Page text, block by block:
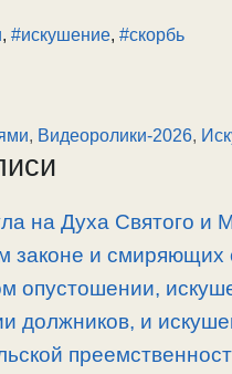
, #искушение, #скорбь
, Видеоролики-2026,
на Духа Святого и
законе и смиряющих
опустошении,
должников, и